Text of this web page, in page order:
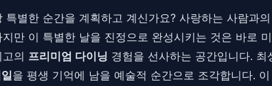
별한 순간을 계획하고 계신가요? 사랑하는 사람과
만 이 특별한 날을 진정으로 완성시키는 것은 바로
의 프리미엄 다이닝 경험을 선사하는 공간입니다. 최
을 평생 기억에 남을 예술적 순간으로 조각합니다.